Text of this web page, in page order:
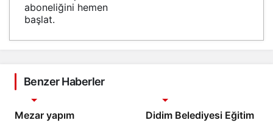
aboneliğini hemen
başlat.
Benzer Haberler
Mezar yapım
Didim Belediyesi Eğitim